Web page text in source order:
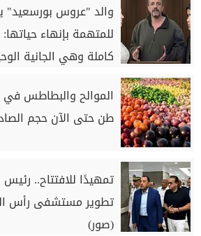
والد "عروس بورسعيد"
للمتهمة بإنهاء
كاملة وهي الجانية
طن حتى الآن حجم
تمهيدًا للافتتاح.. رئيس
تطوير مستشفى رأس
(صور)